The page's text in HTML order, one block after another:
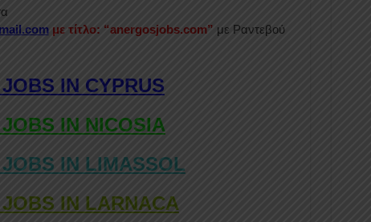
με τίτλο: “anergosjobs.com” με Ραντεβού
IN CYPRUS
IN NICOSIA
IN LIMASSOL
IN LARNACA